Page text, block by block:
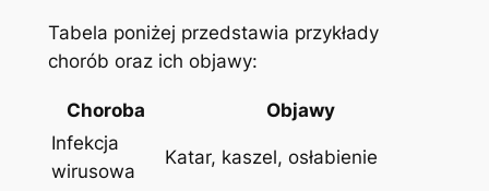
Tabela poniżej przedstawia przykłady
chorób oraz ich objawy:
Choroba
Objawy
Infekcja
wirusowa
Katar, kaszel, osłabienie